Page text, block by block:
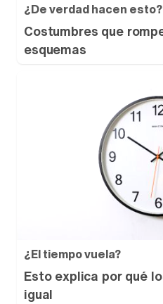
¿De verdad hacen esto?
Costumbres que
esquemas
¿El tiempo vuela?
Esto explica por qué
igual